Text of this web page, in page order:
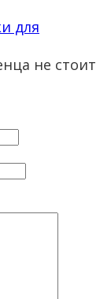
для
не стоит